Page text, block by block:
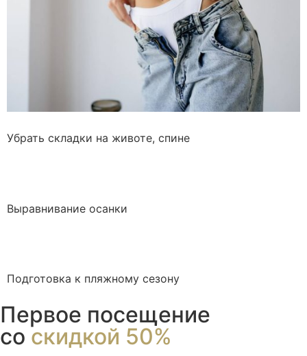
Убрать складки на животе, спине
Выравнивание осанки
Подготовка к пляжному сезону
Первое посещение
со скидкой 50%